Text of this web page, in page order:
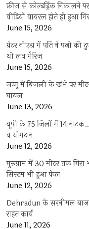
फ्रीज से कोल्डड्रिंक निकालने
वीडियो वायरल होते ही हुआ
June 15, 2026
ग्रेटर नोएडा में पति ने पत्नी
थी लव मैरिज
June 15, 2026
जम्मू में बिजली के खंभे पर
घायल
June 13, 2026
यूपी के 75 जिलों में 14 नाटक…
व योगदान
June 12, 2026
गुरुग्राम में 30 मीटर तक
सिस्टम भी हुआ फेल
June 12, 2026
Dehradun के सरनीमल
राहत कार्य
June 11, 2026